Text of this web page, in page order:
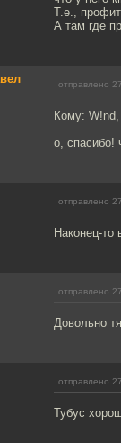
Т.е.,
А там где
отправлено
Кому: W!nd,
о, спасибо!
отправлено
Наконец-то
отправлено
Довольно
отправлено
Тубус